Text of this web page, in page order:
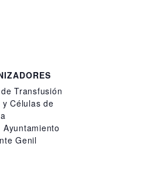
Transfusión
y Células de
Ayuntamiento
Genil